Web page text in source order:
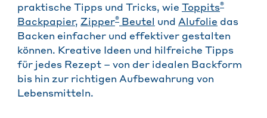
praktische Tipps und Tricks, wie
Toppits®
Backpapier, Zipper® Beutel und Alufolie das
Backen einfacher und effektiver gestalten
können. Kreative Ideen und hilfreiche Tipps
für jedes Rezept – von der idealen Backform
bis hin zur richtigen Aufbewahrung von
Lebensmitteln.